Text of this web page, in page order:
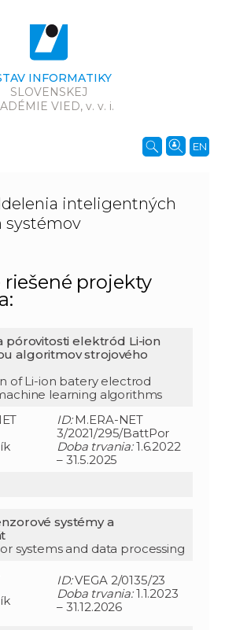
INFORMATIKY
SLOVENSKEJ
VIED, v. v. i.
EN
inteligentných
systémov
projekty
pórovitosti elektród Li-ion
algoritmov strojového
of Li-ion batery electrod
learning algorithms
ID:M.ERA-NET
3/2021/295/BattPor
Doba trvania:1.6.2022
– 31.5.2025
systémy a
systems and data processing
ID:VEGA 2/0135/23
Doba trvania:1.1.2023
– 31.12.2026